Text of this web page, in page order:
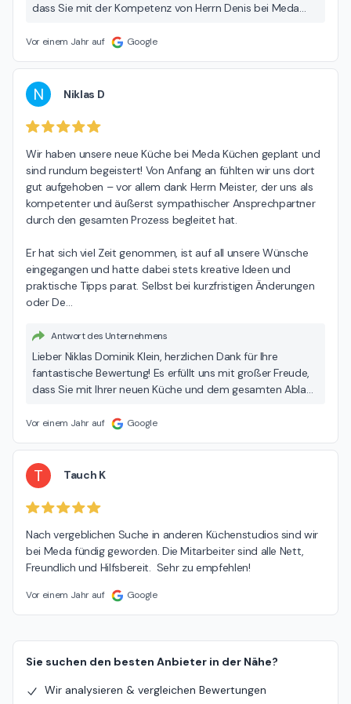
dass Sie mit der Kompetenz von Herrn Denis bei Meda
Feedback motiviert unser Team, weiterhin exzellenten
Fragen haben, stehen wir Ihnen jederzeit gerne zur
Verfügung. Wir wünschen Ihnen viel Freude mit Ihrer neuen
Vor einem Jahr auf Google
N Niklas D
Wir haben unsere neue Küche bei Meda Küchen geplant und
sind rundum begeistert! Von Anfang an fühlten wir uns dort
gut aufgehoben – vor allem dank Herrn Meister, der uns als
kompetenter und äußerst sympathischer Ansprechpartner
durch den gesamten Prozess begleitet hat.
Er hat sich viel Zeit genommen, ist auf all unsere Wünsche
eingegangen und hatte dabei stets kreative Ideen und
praktische Tipps parat. Selbst bei kurzfristigen Änderungen
oder De…
Antwort des Unternehmens
Lieber Niklas Dominik Klein, herzlichen Dank für Ihre
fantastische Bewertung! Es erfüllt uns mit großer Freude,
dass Sie mit Ihrer neuen Küche und dem gesamten Ablauf
hören, dass Herr Meister Ihnen mit seiner Kompetenz und
auf die Wünsche unserer Kunden einzugehen und eine
individuelle Planung anzubieten. Ihr Lob für die Struktur,
Transparenz und Professionalität in der Planung und
Ausführung bedeutet uns viel! Wir danken Ihnen herzlich
bei uns begrüßen zu dürfen. Bei Fragen oder Anliegen
stehen wir Ihnen jederzeit zur Verfügung. Genießen Sie Ihre
neue Küche! Herzliche Grüße, Ihr MEDA Team
Vor einem Jahr auf Google
T Tauch K
Nach vergeblichen Suche in anderen Küchenstudios sind wir
bei Meda fündig geworden. Die Mitarbeiter sind alle Nett,
Freundlich und Hilfsbereit.  Sehr zu empfehlen!
Vor einem Jahr auf Google
Sie suchen den besten Anbieter in der Nähe?
Wir analysieren & vergleichen Bewertungen